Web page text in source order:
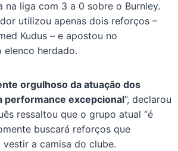
na liga com 3 a 0 sobre o Burnley.
utilizou apenas dois reforços –
Kudus – e apostou no
herdado.
orgulhoso da atuação dos
performance excepcional”, declarou
ressaltou que o grupo atual “é
buscará reforços que
vestir a camisa do clube.